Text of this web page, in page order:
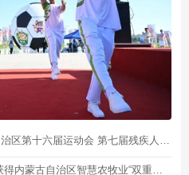
圣火点燃 梦想启程 ——内蒙古自治区第十六届运动会 第七届残疾人运动会暨特奥会火种采集暨火炬传递启动仪式侧记
田间飘起“数字风” 包头市九原区获得内蒙古自治区智慧农牧业“双重荣誉”